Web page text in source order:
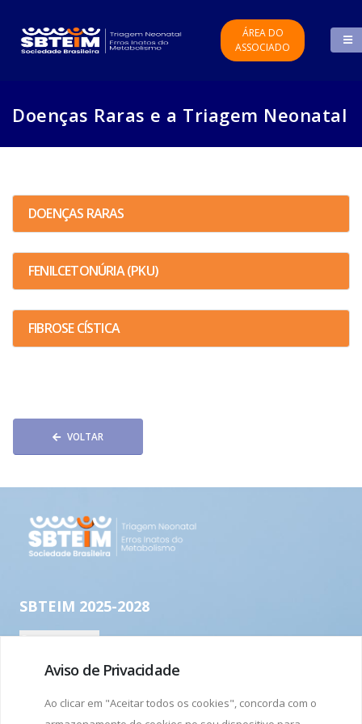
ÁREA DO
ASSOCIADO
Doenças Raras e a Triagem Neonatal
DOENÇAS RARAS
FENILCETONÚRIA (PKU)
FIBROSE CÍSTICA
VOLTAR
Aviso de Privacidade
Ao clicar em "Aceitar todos os cookies", concorda com o